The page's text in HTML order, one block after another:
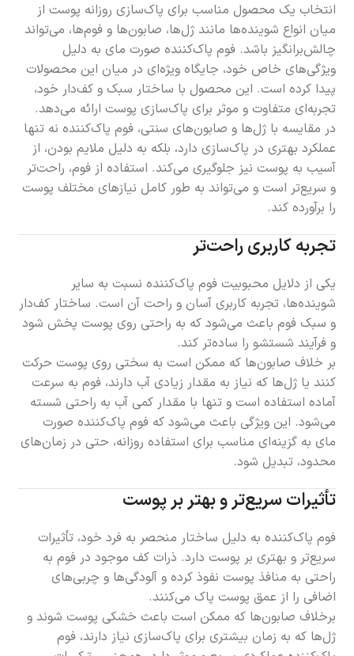
انتخاب یک محصول مناسب برای پاک‌سازی روزانه پوست از
میان انواع شوینده‌ها مانند ژل‌ها، صابون‌ها و فوم‌ها، می‌تواند
چالش‌برانگیز باشد. فوم پاک‌کننده صورت مای به دلیل
ویژگی‌های خاص خود، جایگاه ویژه‌ای در میان این محصولات
پیدا کرده است. این محصول با ساختار سبک و کف‌دار خود،
تجربه‌ای متفاوت و موثر برای پاک‌سازی پوست ارائه می‌دهد.
در مقایسه با ژل‌ها و صابون‌های سنتی، فوم پاک‌کننده نه تنها
عملکرد بهتری در پاک‌سازی دارد، بلکه به دلیل ملایم بودن، از
آسیب به پوست نیز جلوگیری می‌کند. استفاده از فوم، راحت‌تر
و سریع‌تر است و می‌تواند به طور کامل نیازهای مختلف پوست
را برآورده کند.
تجربه کاربری راحت‌تر
یکی از دلایل محبوبیت فوم پاک‌کننده نسبت به سایر
شوینده‌ها، تجربه کاربری آسان و راحت آن است. ساختار کف‌دار
و سبک فوم باعث می‌شود که به راحتی روی پوست پخش شود
و فرآیند شستشو را ساده‌تر کند.
بر خلاف صابون‌ها که ممکن است به سختی روی پوست حرکت
کنند یا ژل‌ها که نیاز به مقدار زیادی آب دارند، فوم به سرعت
آماده استفاده است و تنها با مقدار کمی آب به راحتی شسته
می‌شود. این ویژگی باعث می‌شود که فوم پاک‌کننده صورت
مای به گزینه‌ای مناسب برای استفاده روزانه، حتی در زمان‌های
محدود، تبدیل شود.
تأثیرات سریع‌تر و بهتر بر پوست
فوم پاک‌کننده به دلیل ساختار منحصر به فرد خود، تأثیرات
سریع‌تر و بهتری بر پوست دارد. ذرات کف موجود در فوم به
راحتی به منافذ پوست نفوذ کرده و آلودگی‌ها و چربی‌های
اضافی را از عمق پوست پاک می‌کنند.
برخلاف صابون‌ها که ممکن است باعث خشکی پوست شوند و
ژل‌ها که به زمان بیشتری برای پاک‌سازی نیاز دارند، فوم